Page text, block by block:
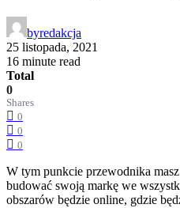
byredakcja
25 listopada, 2021
16 minute read
Total
0
Shares
0
0
0
W tym punkcie przewodnika masz
budować swoją markę we
obszarów będzie online, gdzie